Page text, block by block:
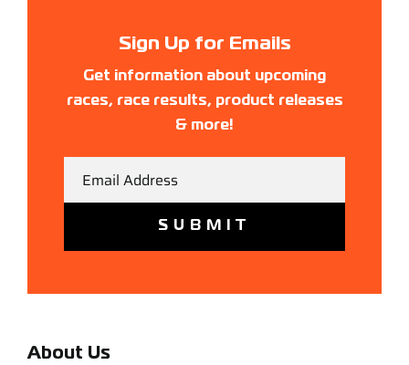
Sign Up for Emails
Get information about upcoming
races, race results, product releases
& more!
About Us